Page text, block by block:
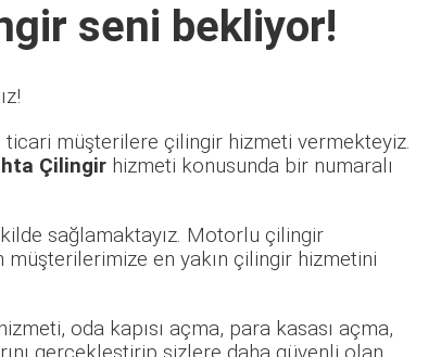
seni bekliyor!
ticari müşterilere çilingir hizmeti vermekteyiz.
Çilingir hizmeti konusunda bir numaralı
sağlamaktayız. Motorlu çilingir
en yakın çilingir hizmetini
oda kapısı açma, para kasası açma,